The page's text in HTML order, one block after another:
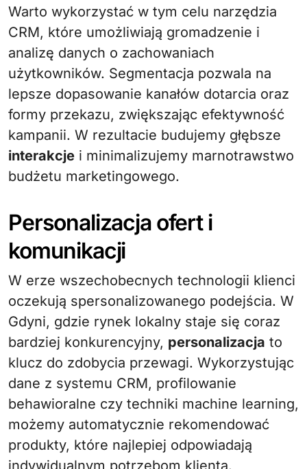
Warto wykorzystać w tym celu narzędzia
CRM, które umożliwiają gromadzenie i
analizę danych o zachowaniach
użytkowników. Segmentacja pozwala na
lepsze dopasowanie kanałów dotarcia oraz
formy przekazu, zwiększając efektywność
kampanii. W rezultacie budujemy głębsze
interakcje i minimalizujemy marnotrawstwo
budżetu marketingowego.
Personalizacja ofert i
komunikacji
W erze wszechobecnych technologii klienci
oczekują spersonalizowanego podejścia. W
Gdyni, gdzie rynek lokalny staje się coraz
bardziej konkurencyjny, personalizacja to
klucz do zdobycia przewagi. Wykorzystując
dane z systemu CRM, profilowanie
behawioralne czy techniki machine learning,
możemy automatycznie rekomendować
produkty, które najlepiej odpowiadają
indywidualnym potrzebom klienta.